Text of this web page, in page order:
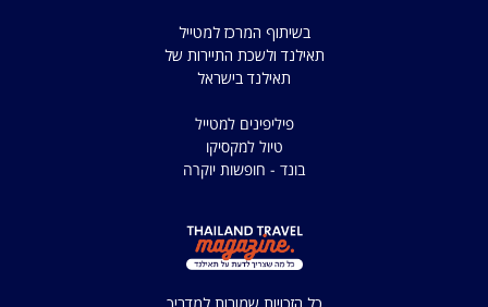
כל הזכויות שמורות למדריך
בשיתוף המרכז למטייל
תאילנד ולשכת התיירות של
תאילנד בישראל
פיליפינים למטייל
טיול למקסיקו
בונד - חופשות יוקרה